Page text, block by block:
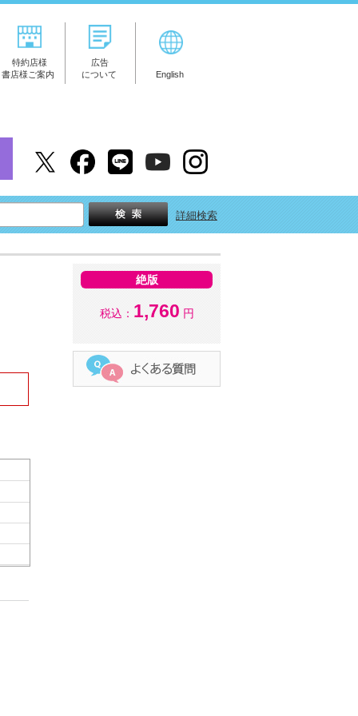
特約店様
書店様ご案内
広告
について
English
詳細検索
絶版
税込： 1,760 円